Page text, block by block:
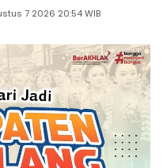
7 2026 20:54 WIB